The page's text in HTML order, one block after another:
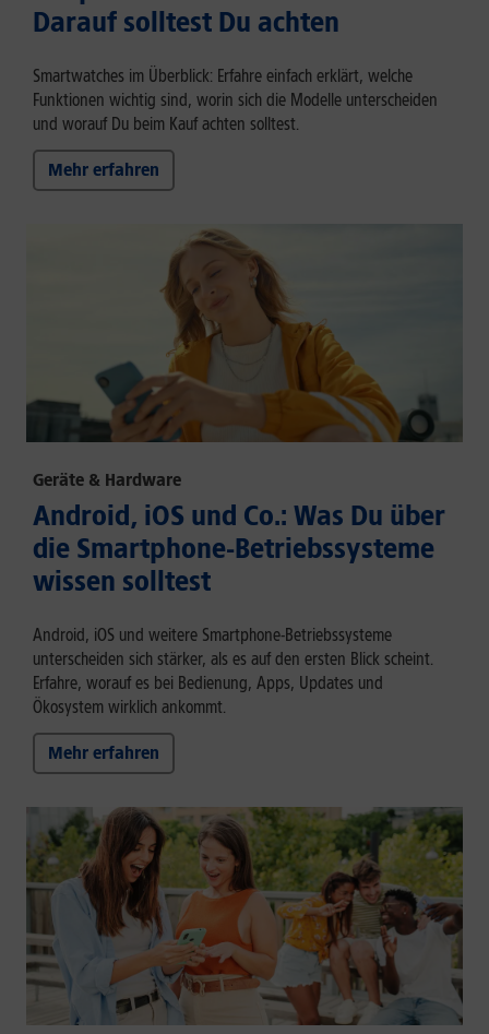
Darauf solltest Du achten
Smartwatches im Überblick: Erfahre einfach erklärt, welche
Funktionen wichtig sind, worin sich die Modelle unterscheiden
und worauf Du beim Kauf achten solltest.
Mehr erfahren
Geräte & Hardware
Android, iOS und Co.: Was Du über
die Smartphone-Betriebssysteme
wissen solltest
Android, iOS und weitere Smartphone-Betriebssysteme
unterscheiden sich stärker, als es auf den ersten Blick scheint.
Erfahre, worauf es bei Bedienung, Apps, Updates und
Ökosystem wirklich ankommt.
Mehr erfahren